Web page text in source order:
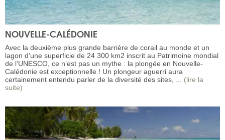
NOUVELLE-CALÉDONIE
Avec la deuxième plus grande barrière de corail au monde et un
lagon d’une superficie de 24 300 km2 inscrit au Patrimoine mondial
de l’UNESCO, ce n’est pas un mythe : la plongée en Nouvelle-
Calédonie est exceptionnelle ! Un plongeur aguerri aura
certainement entendu parler de la diversité des sites, ... (lire la
suite)